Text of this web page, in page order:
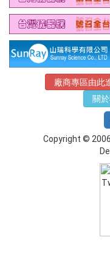
廠商專區由此
關
Copyright ©